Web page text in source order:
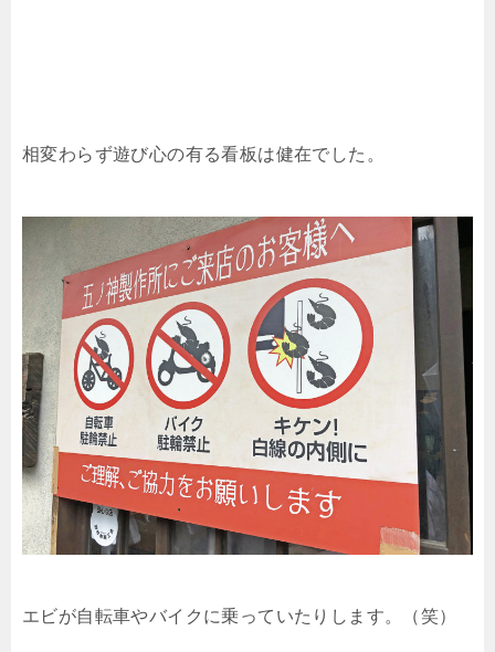
相変わらず遊び心の有る看板は健在でした。
エビが自転車やバイクに乗っていたりします。（笑）